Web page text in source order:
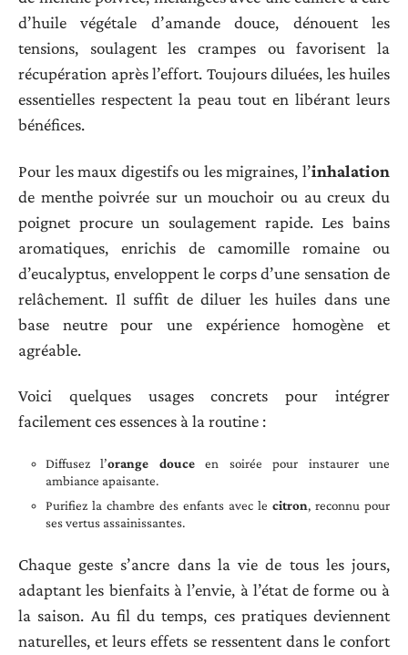
d’huile végétale d’amande douce, dénouent les
tensions, soulagent les crampes ou favorisent la
récupération après l’effort. Toujours diluées, les huiles
essentielles respectent la peau tout en libérant leurs
bénéfices.
Pour les maux digestifs ou les migraines, l’inhalation
de menthe poivrée sur un mouchoir ou au creux du
poignet procure un soulagement rapide. Les bains
aromatiques, enrichis de camomille romaine ou
d’eucalyptus, enveloppent le corps d’une sensation de
relâchement. Il suffit de diluer les huiles dans une
base neutre pour une expérience homogène et
agréable.
Voici quelques usages concrets pour intégrer
facilement ces essences à la routine :
Diffusez l’orange douceen soirée pour instaurer une
ambiance apaisante.
Purifiez la chambre des enfants avec le citron, reconnu pour
ses vertus assainissantes.
Chaque geste s’ancre dans la vie de tous les jours,
adaptant les bienfaits à l’envie, à l’état de forme ou à
la saison. Au fil du temps, ces pratiques deviennent
naturelles, et leurs effets se ressentent dans le confort